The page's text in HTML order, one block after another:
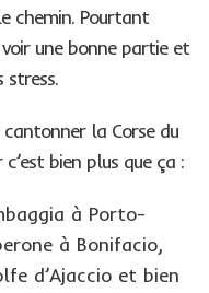
chemin. Pourtant
une bonne partie et
stress.
la Corse du
bien plus que ça :
à Porto-
à Bonifacio,
d’Ajaccio et bien